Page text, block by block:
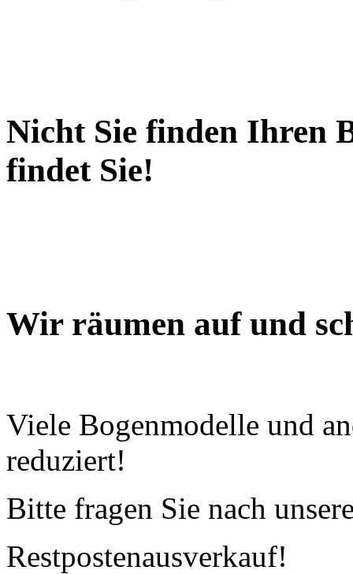
Nicht Sie finden Ihren
findet Sie!
Wir räumen auf und
Viele Bogenmodelle und
reduziert!
Bitte fragen Sie nach
Restpostenausverkauf!